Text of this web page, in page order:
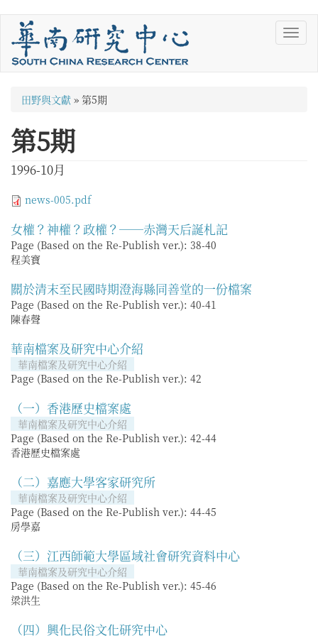
您
在
這
裡
田野與文獻 » 第5期
第5期
1996-10月
news-005.pdf
女權？神權？政權？──赤灣天后誕札記
Page (Based on the Re-Publish ver.): 38-40
程美寶
關於清末至民國時期澄海縣同善堂的一份檔案
Page (Based on the Re-Publish ver.): 40-41
陳春聲
華南檔案及研究中心介紹
華南檔案及研究中心介紹
Page (Based on the Re-Publish ver.): 42
（一）香港歷史檔案處
華南檔案及研究中心介紹
Page (Based on the Re-Publish ver.): 42-44
香港歷史檔案處
（二）嘉應大學客家研究所
華南檔案及研究中心介紹
Page (Based on the Re-Publish ver.): 44-45
房學嘉
（三）江西師範大學區域社會研究資料中心
華南檔案及研究中心介紹
Page (Based on the Re-Publish ver.): 45-46
梁洪生
（四）興化民俗文化研究中心